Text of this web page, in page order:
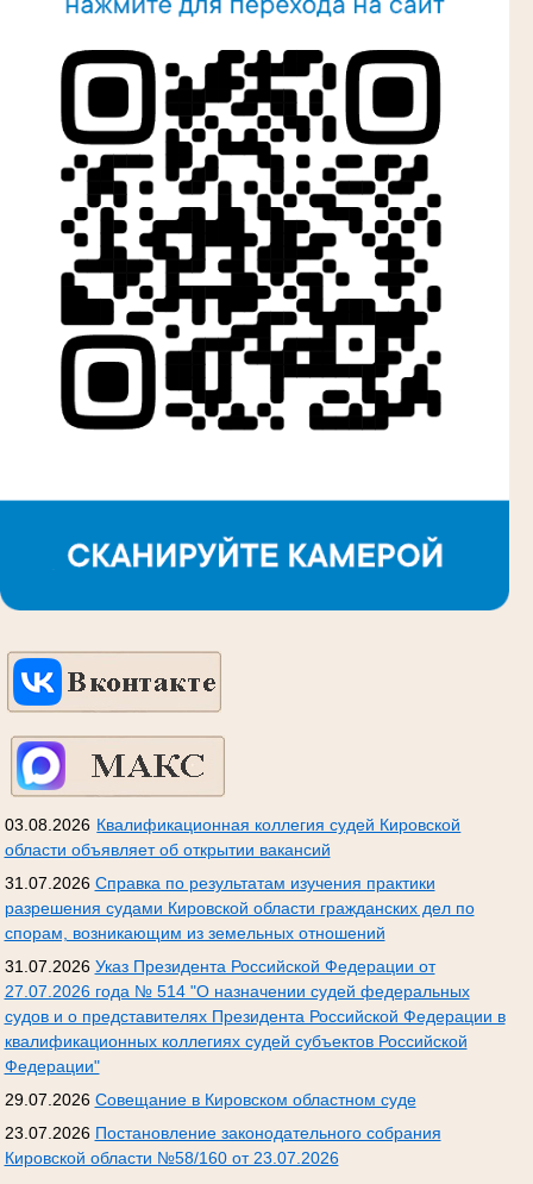
03.08.2026 Квалификационная коллегия судей Кировской
области объявляет об открытии вакансий
31.07.2026 Справка по результатам изучения практики
разрешения судами Кировской области гражданских дел по
спорам, возникающим из земельных отношений
31.07.2026 Указ Президента Российской Федерации от
27.07.2026 года № 514 "О назначении судей федеральных
судов и о представителях Президента Российской Федерации в
квалификационных коллегиях судей субъектов Российской
Федерации"
29.07.2026 Совещание в Кировском областном суде
23.07.2026 Постановление законодательного собрания
Кировской области №58/160 от 23.07.2026